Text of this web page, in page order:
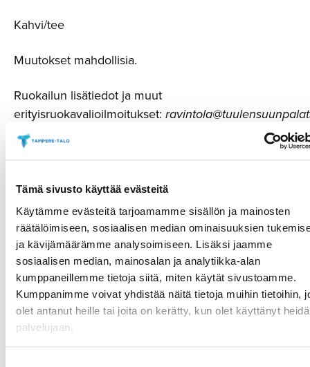
Tämä sivusto käyttää evästeitä
Käytämme evästeitä tarjoamamme sisällön ja mainosten
räätälöimiseen, sosiaalisen median ominaisuuksien
ja kävijämäärämme analysoimiseen. Lisäksi jaamme
sosiaalisen median, mainosalan ja analytiikka-alan
kumppaneillemme tietoja siitä, miten käytät sivustoamme.
Kumppanimme voivat yhdistää näitä tietoja muihin tietoihin,
olet antanut heille tai joita on kerätty, kun olet käyttänyt
palvelujaan.
Kahvi/tee
Muutokset mahdollisia.
Ruokailun lisätiedot ja muut
erityisruokavalioilmoitukset: